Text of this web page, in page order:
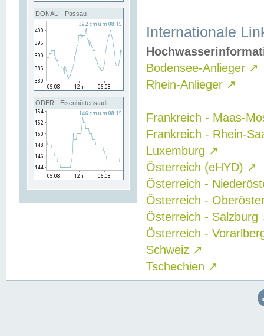
DONAU - Passau
ODER - Eisenhüttenstadt
Internationale
Bodensee-Anlieger ↗
Rhein-Anlieger ↗
Frankreich - Maas-
Frankreich - Rhein-
Luxemburg ↗
Österreich (eHYD) ↗
Österreich -
Österreich -
Österreich - Salzburg
Österreich -
Schweiz ↗
Tschechien ↗